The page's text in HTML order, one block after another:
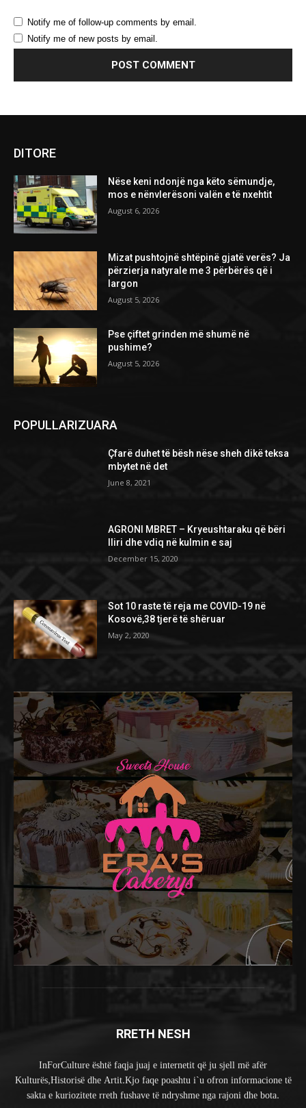
Notify me of follow-up comments by email.
Notify me of new posts by email.
DITORE
Nëse keni ndonjë nga këto sëmundje,
mos e nënvlerësoni valën e të nxehtit
August 6, 2026
Mizat pushtojnë shtëpinë gjatë verës? Ja
përzierja natyrale me 3 përbërës që i
largon
August 5, 2026
Pse çiftet grinden më shumë në
pushime?
August 5, 2026
POPULLARIZUARA
Çfarë duhet të bësh nëse sheh dikë teksa
mbytet në det
June 8, 2021
AGRONI MBRET – Kryeushtaraku që bëri
Iliri dhe vdiq në kulmin e saj
December 15, 2020
Sot 10 raste të reja me COVID-19 në
Kosovë,38 tjerë të shëruar
May 2, 2020
RRETH NESH
InForCulture është faqja juaj e internetit që ju sjell më afër
Kulturës,Historisë dhe Artit.Kjo faqe poashtu i`u ofron informacione të
sakta e kuriozitete rreth fushave të ndryshme nga rajoni dhe bota.